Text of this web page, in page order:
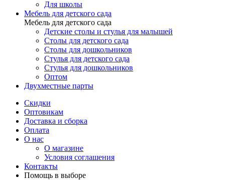
Для школы
Мебель для детского сада
Мебель для детского сада
Детские столы и стулья для малышей
Столы для детского сада
Столы для дошкольников
Стулья для детского сада
Стулья для дошкольников
Оптом
Двухместные парты
Скидки
Оптовикам
Доставка и сборка
Оплата
О нас
О магазине
Условия соглашения
Контакты
Помощь в выборе